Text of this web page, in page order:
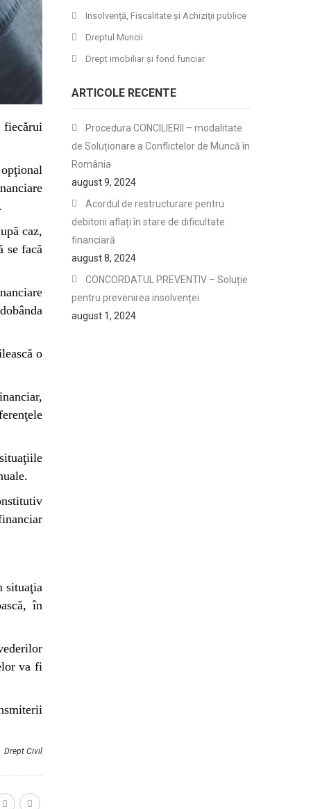
fiecărui
caz,
se facă
o
situaţia
în
va fi
Drept Civil
Insolvenţă, Fiscalitate şi Achiziţii publice
Dreptul Muncii
Drept imobiliar şi fond funciar
ARTICOLE RECENTE
Procedura CONCILIERII – modalitate
de Soluționare a Conflictelor de Muncă în
România
august 9, 2024
Acordul de restructurare pentru
debitorii aflați în stare de dificultate
financiară
august 8, 2024
CONCORDATUL PREVENTIV – Soluție
pentru prevenirea insolvenței
august 1, 2024